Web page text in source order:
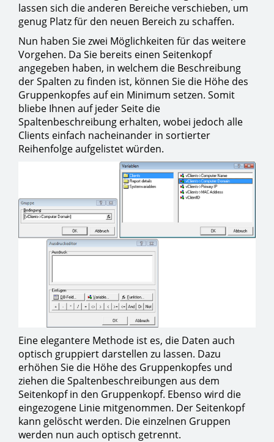
lassen sich die anderen Bereiche verschieben, um
genug Platz für den neuen Bereich zu schaffen.
Nun haben Sie zwei Möglichkeiten für das weitere
Vorgehen. Da Sie bereits einen Seitenkopf
angegeben haben, in welchem die Beschreibung
der Spalten zu finden ist, können Sie die Höhe des
Gruppenkopfes auf ein Minimum setzen. Somit
bliebe Ihnen auf jeder Seite die
Spaltenbeschreibung erhalten, wobei jedoch alle
Clients einfach nacheinander in sortierter
Reihenfolge aufgelistet würden.
Eine elegantere Methode ist es, die Daten auch
optisch gruppiert darstellen zu lassen. Dazu
erhöhen Sie die Höhe des Gruppenkopfes und
ziehen die Spaltenbeschreibungen aus dem
Seitenkopf in den Gruppenkopf. Ebenso wird die
eingezogene Linie mitgenommen. Der Seitenkopf
kann gelöscht werden. Die einzelnen Gruppen
werden nun auch optisch getrennt.